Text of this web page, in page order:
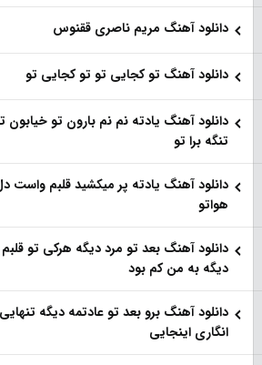
دانلود آهنگ مریم ناصری ققنوس
دانلود آهنگ تو کجایی تو تو کجایی تو
دانلود آهنگ یادته نم نم بارون تو
تنگه برا تو
دانلود آهنگ یادته پر میکشید قلبم واست
هواتو
دانلود آهنگ بعد تو مرد دیگه هرکی تو
دیگه به من کم بود
دانلود آهنگ برو بعد تو عادتمه دیگه
انگاری اینجایی